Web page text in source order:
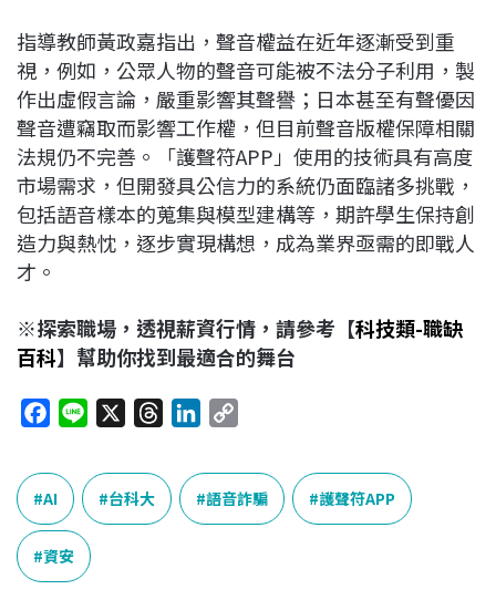
指導教師黃政嘉指出，聲音權益在近年逐漸受到重
視，例如，公眾人物的聲音可能被不法分子利用，製
作出虛假言論，嚴重影響其聲譽；日本甚至有聲優因
聲音遭竊取而影響工作權，但目前聲音版權保障相關
法規仍不完善。「護聲符APP」使用的技術具有高度
市場需求，但開發具公信力的系統仍面臨諸多挑戰，
包括語音樣本的蒐集與模型建構等，期許學生保持創
造力與熱忱，逐步實現構想，成為業界亟需的即戰人
才。
※探索職場，透視薪資行情，請參考【科技類-職缺
百科】幫助你找到最適合的舞台
c
e
b
o
o
n
e
n
k
e
p
y
L
AI 台科大 語音詐騙 護聲符APP
資安